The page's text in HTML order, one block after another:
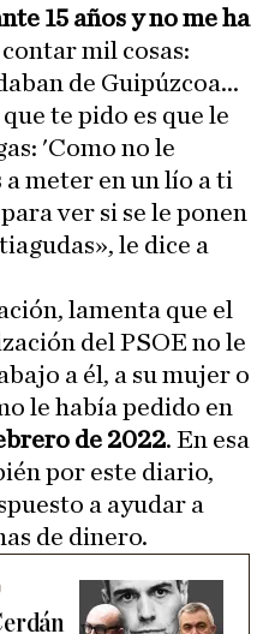
15 años y no me ha
mil cosas:
de Guipúzcoa...
te pido es que le
'Como no le
meter en un lío a ti
ver si se le ponen
le dice a
lamenta que el
del PSOE no le
a él, a su mujer o
le había pedido en
de 2022. En esa
por este diario,
a ayudar a
de dinero.